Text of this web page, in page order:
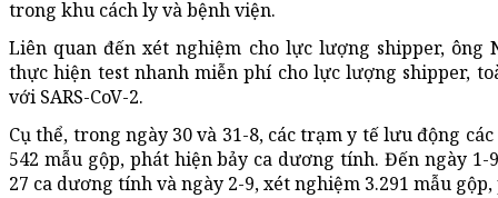
trong khu cách ly và bệnh viện.
Liên quan đến xét nghiệm cho lực lượng shipper, ông
thực hiện test nhanh miễn phí cho lực lượng shipper,
với SARS-CoV-2.
Cụ thể, trong ngày 30 và 31-8, các trạm y tế lưu động
542 mẫu gộp, phát hiện bảy ca dương tính. Đến ngày
27 ca dương tính và ngày 2-9, xét nghiệm 3.291 mẫu